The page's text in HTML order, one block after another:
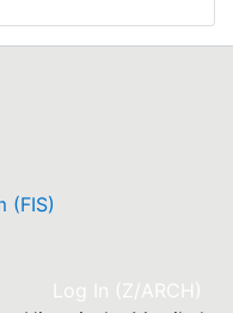
(FIS)
Log In (Z/ARCH)